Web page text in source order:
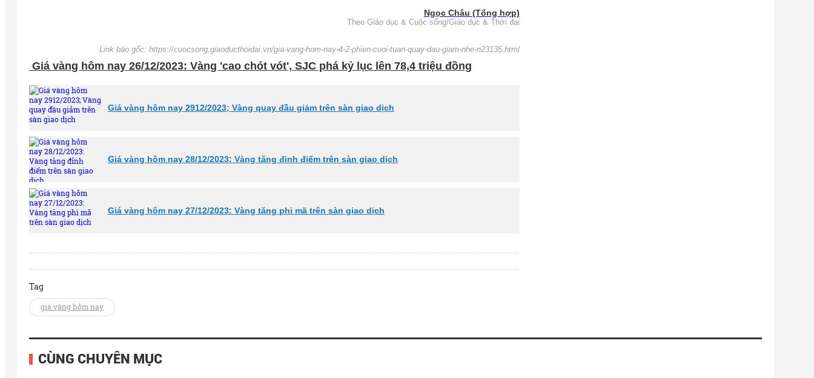
Ngọc Châu (Tổng hợp)
Theo Giáo dục & Cuộc sống/Giáo dục & Thời đại
Link báo gốc: https://cuocsong.giaoducthoidai.vn/gia-vang-hom-nay-4-2-phien-cuoi-tuan-quay-dau-giam-nhe-n23135.html
Giá vàng hôm nay 26/12/2023: Vàng 'cao chót vót', SJC phá kỷ lục lên 78,4 triệu đồng
Giá vàng hôm nay 2912/2023; Vàng quay đầu giảm trên sàn giao dịch
Giá vàng hôm nay 28/12/2023: Vàng tăng đỉnh điểm trên sàn giao dịch
Giá vàng hôm nay 27/12/2023: Vàng tăng phi mã trên sàn giao dịch
Tag
giá vàng hôm nay
CÙNG CHUYÊN MỤC